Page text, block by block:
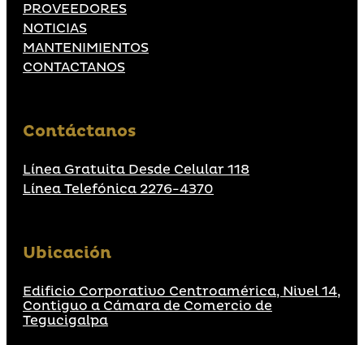
PROVEEDORES
NOTICIAS
MANTENIMIENTOS
CONTACTANOS
Contáctanos
Línea Gratuita Desde Celular 118
Línea Telefónica 2276-4370
Ubicación
Edificio Corporativo Centroamérica, Nivel 14,
Contiguo a Cámara de Comercio de
Tegucigalpa